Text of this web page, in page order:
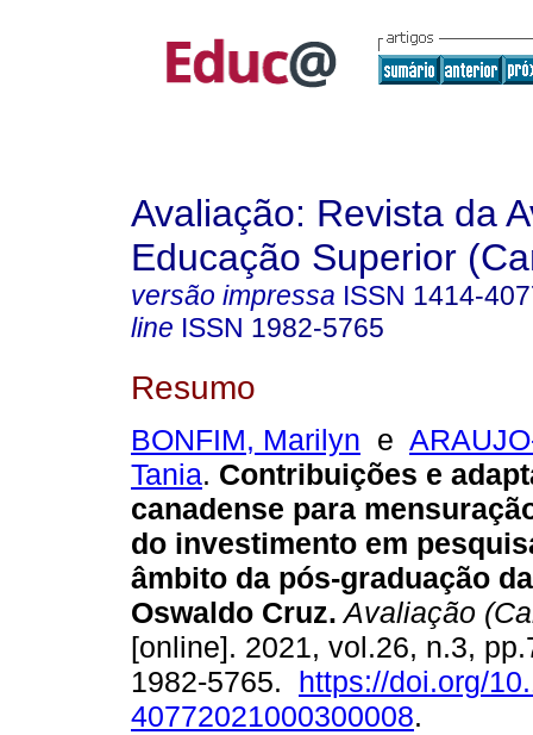
Avaliação: Revista da
Educação Superior
versão impressa ISSN 1414-
line ISSN 1982-5765
Resumo
BONFIM, Marilyn e
Tania. Contribuições e
canadense para
do investimento em
âmbito da pós-graduação
Oswaldo Cruz. Avaliação
[online]. 2021, vol.26, n.3,
1982-5765. https://doi.org/
40772021000300008.